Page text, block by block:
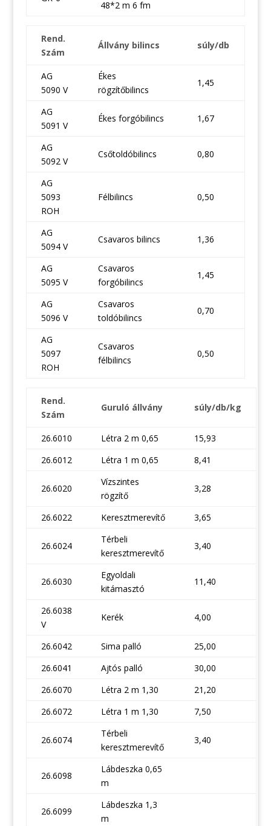
48*2 m 6 fm
Rend.
Szám
Állvány bilincs súly/db
AG
5090 V
Ékes
rögzítőbilincs
1,45
AG
5091 V
Ékes forgóbilincs 1,67
AG
5092 V
Csőtoldóbilincs 0,80
AG
5093
ROH
Félbilincs 0,50
AG
5094 V
Csavaros bilincs 1,36
AG
5095 V
Csavaros
forgóbilincs
1,45
AG
5096 V
Csavaros
toldóbilincs
0,70
AG
5097
ROH
Csavaros
félbilincs
0,50
Rend.
Szám
Guruló állvány súly/db/kg
26.6010 Létra 2 m 0,65
15,93
26.6012
Létra 1 m 0,65 8,41
26.6020
Vízszintes
rögzítő
3,28
26.6022 Keresztmerevítő 3,65
26.6024
Térbeli
keresztmerevítő
3,40
26.6030
Egyoldali
kitámasztó
11,40
26.6038
V
Kerék 4,00
26.6042 Sima palló
25,00
26.6041
Ajtós palló
30,00
26.6070
Létra 2 m 1,30
21,20
26.6072
Létra 1 m 1,30 7,50
26.6074
Térbeli
keresztmerevítő
3,40
26.6098
Lábdeszka 0,65
m
26.6099
Lábdeszka 1,3
m